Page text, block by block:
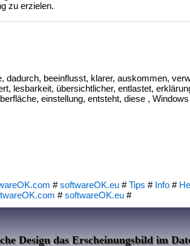
zu erzielen.
dadurch, beeinflusst, klarer, auskommen,
lesbarkeit, übersichtlicher, entlastet,
einstellung, entsteht, diese ,
#softwareOK.eu #Tips # Info #
#softwareOK.eu #
Design das Erscheinungsbild im